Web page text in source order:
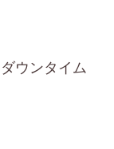
ウンタイム